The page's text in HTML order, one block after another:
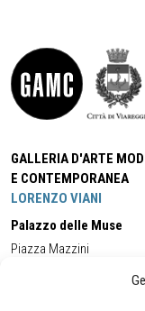
GALLERIA D'ARTE
E CONTEMPORANEA
LORENZO VIANI
Palazzo delle Muse
Piazza Mazzini